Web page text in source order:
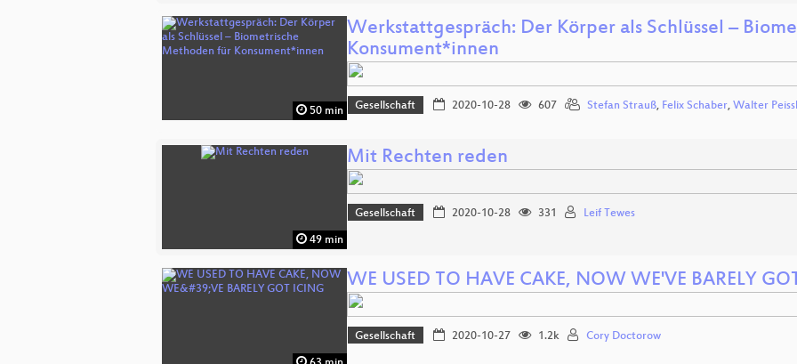
50 min
Werkstattgespräch: Der Körper als Schlüssel –
Konsument*innen
Gesellschaft 2020-10-28 607 Stefan Strauß, Felix Schaber, Walter Peissl
49 min
Mit Rechten reden
Gesellschaft 2020-10-28 331 Leif Tewes
WE USED TO HAVE CAKE, NOW WE'VE BARELY
Gesellschaft 2020-10-27 1.2k Cory Doctorow